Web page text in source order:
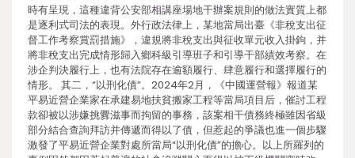
時有呈現，這種違背公安部相講座場地干辦案規則的做法實質上都
是逐利式司法的表現。外行政法律上，某地當局出臺《非稅支出征
督工作考察賞罰措施》，違規將非稅支出與征收單元收入掛鉤，并
將非稅支出完成情形歸入鄉科級引導班子和引導干部績效考察。在
涉企判決履行上，也有法院存在逾額履行、肆意履行和選擇履行的
情形。 其二，“以刑化債”。2024年2月，《中國運營報》報道某
平易近營企業家在承建易地扶貧搬家工程等當局項目后，催討工程
款卻被以涉嫌挑釁滋事而拘留的事務，該案相干債務終極雖因省級
部分結合查詢拜訪并傳遞而得以了債，但惹起的爭議也進一個步驟
激發了平易近營企業對處所當局“以刑化債”的擔心。以上所羅列的